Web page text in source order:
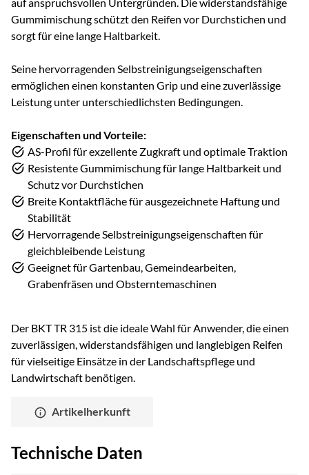
Gummimischung schützt den Reifen vor Durchstichen und
sorgt für eine lange Haltbarkeit.
Seine hervorragenden Selbstreinigungseigenschaften
ermöglichen einen konstanten Grip und eine zuverlässige
Leistung unter unterschiedlichsten Bedingungen.
Eigenschaften und Vorteile:
AS-Profil für exzellente Zugkraft und optimale Traktion
Resistente Gummimischung für lange Haltbarkeit und
Schutz vor Durchstichen
Breite Kontaktfläche für ausgezeichnete Haftung und
Stabilität
Hervorragende Selbstreinigungseigenschaften für
gleichbleibende Leistung
Geeignet für Gartenbau, Gemeindearbeiten,
Grabenfräsen und Obsterntemaschinen
Der BKT TR 315 ist die ideale Wahl für Anwender, die einen
zuverlässigen, widerstandsfähigen und langlebigen Reifen
für vielseitige Einsätze in der Landschaftspflege und
Landwirtschaft benötigen.
Artikelherkunft
Technische Daten